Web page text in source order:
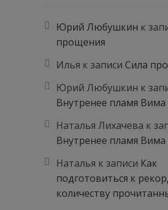
Юрий Любушкин к
прощения
Илья к записи Сила
Юрий Любушкин к
Внутренее пламя Вима
Наталья Лихачева к
Внутренее пламя Вима
Наталья к записи Как
подготовиться к
количеству